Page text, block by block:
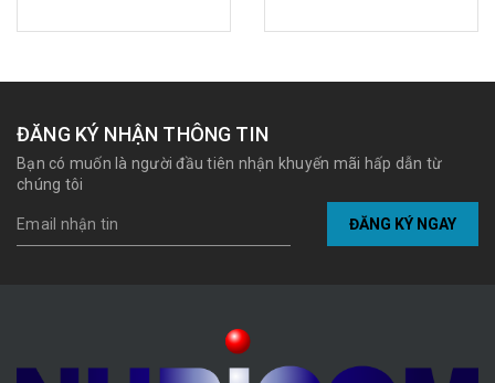
ĐĂNG KÝ NHẬN THÔNG TIN
Bạn có muốn là người đầu tiên nhận khuyến mãi hấp dẫn từ
chúng tôi
ĐĂNG KÝ NGAY